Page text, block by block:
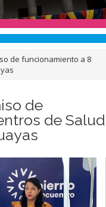
de funcionamiento a 8
de
de Salud